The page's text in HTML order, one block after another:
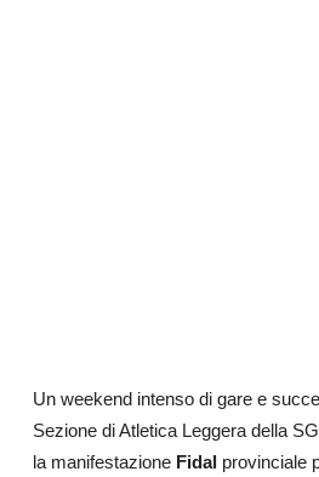
Un weekend intenso di gare e
Sezione di Atletica Leggera della
la manifestazione Fidal provinciale